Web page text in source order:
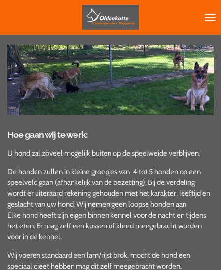
hoofdinhoud
Hoe gaan wij te werk:
U hond zal zoveel mogelijk buiten op de speelweide verblijven.
De honden zullen in kleine groepjes van 4 tot 5 honden op een
speelveld gaan (afhankelijk van de bezetting). Bij de verdeling
wordt er uiteraard rekening gehouden met het karakter, leeftijd en
geslacht van uw hond. Wij nemen geen loopse honden aan
Elke hond heeft zijn eigen binnen kennel voor de nacht en tijdens
het eten. Er mag zelf een kussen of kleed meegebracht worden
voor in de kennel.
Wij voeren standaard een lam/rijst brok, mocht de hond een
speciaal dieet hebben mag dit zelf meegebracht worden.